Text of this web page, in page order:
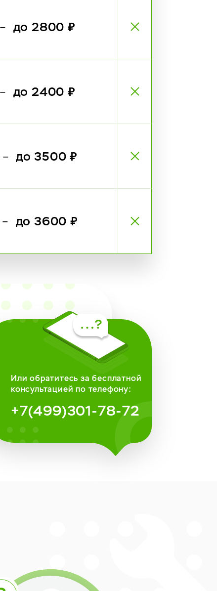
— до 2800 ₽
— до 2400 ₽
— до 3500 ₽
— до 3600 ₽
Или обратитесь за бесплатной
консультацией по телефону:
+7(499)301-78-72